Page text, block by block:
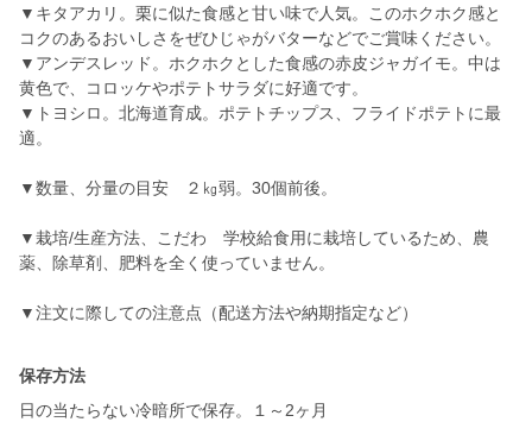
▼キタアカリ。栗に似た食感と甘い味で人気。このホクホク感と
コクのあるおいしさをぜひじゃがバターなどでご賞味ください。
▼アンデスレッド。ホクホクとした食感の赤皮ジャガイモ。中は
黄色で、コロッケやポテトサラダに好適です。
▼トヨシロ。北海道育成。ポテトチップス、フライドポテトに最
適。
▼数量、分量の目安 ２㎏弱。30個前後。
▼栽培/生産方法、こだわ 学校給食用に栽培しているため、農
薬、除草剤、肥料を全く使っていません。
▼注文に際しての注意点（配送方法や納期指定など）
保存方法
日の当たらない冷暗所で保存。１～2ヶ月